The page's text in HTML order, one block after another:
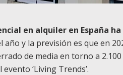
en alquiler en España
año y la previsión es que en
de media en torno a
‘Living Trends’.